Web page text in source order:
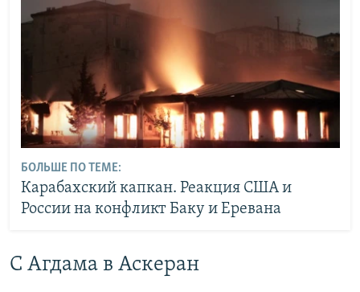
БОЛЬШЕ ПО ТЕМЕ:
Карабахский капкан. Реакция США и
России на конфликт Баку и Еревана
С Агдама в Аскеран